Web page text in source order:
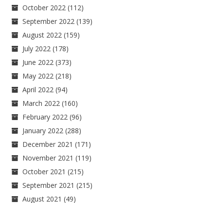
October 2022 (112)
September 2022 (139)
August 2022 (159)
July 2022 (178)
June 2022 (373)
May 2022 (218)
April 2022 (94)
March 2022 (160)
February 2022 (96)
January 2022 (288)
December 2021 (171)
November 2021 (119)
October 2021 (215)
September 2021 (215)
August 2021 (49)